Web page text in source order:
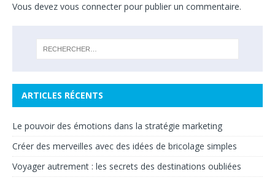
Vous devez vous connecter pour publier un commentaire.
ARTICLES RÉCENTS
Le pouvoir des émotions dans la stratégie marketing
Créer des merveilles avec des idées de bricolage simples
Voyager autrement : les secrets des destinations oubliées